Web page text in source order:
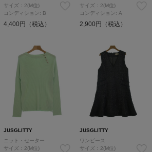
サイズ：2(M位)
コンディション: B
4,400円（税込）
サイズ：2(M位)
コンディション: A
2,900円（税込）
JUSGLITTY
ニット・セーター
サイズ：2(M位)
JUSGLITTY
ワンピース
サイズ：2(M位)